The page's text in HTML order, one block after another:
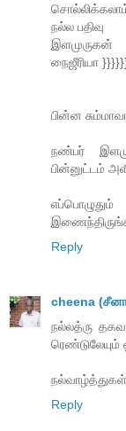
நல்ல பதிவு
இளமுருகன்
நைஜீரியா
பின்ன
நண்பர்
பின்னுட்டம்
Reply
cheena
நல்லத்ரு
ரெண்டுலேயும்
நல்வாழ்த்துகள்
Reply